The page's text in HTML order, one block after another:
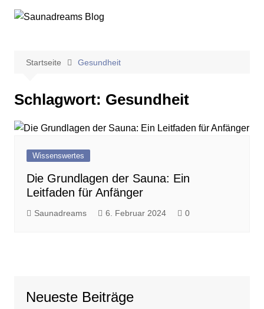
Inhalt
Startseite Gesundheit
Schlagwort: Gesundheit
Wissenswertes
Die Grundlagen der Sauna: Ein
Leitfaden für Anfänger
Saunadreams 6. Februar 2024 0
Neueste Beiträge